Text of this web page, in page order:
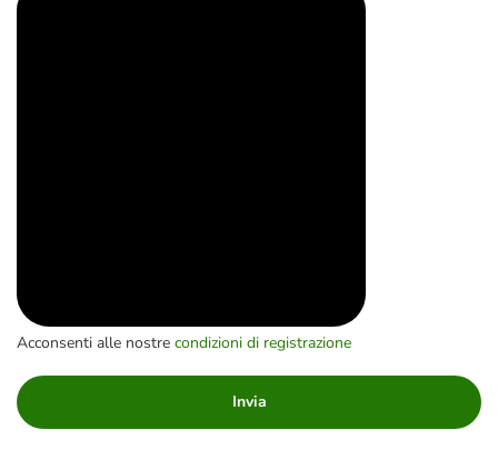
Acconsenti alle nostre condizioni di registrazione
Invia